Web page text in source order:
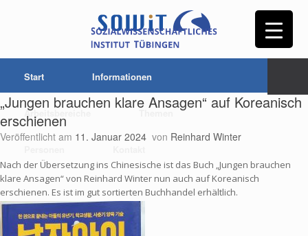
Start Informationen
Arbeitsbereiche
„Jungen brauchen klare Ansagen“ auf Koreanisch
erschienen
Veröffentlicht am 11. Januar 2024 von Reinhard Winter
Nach der Übersetzung ins Chinesische ist das Buch „Jungen brauchen
klare Ansagen“ von Reinhard Winter nun auch auf Koreanisch
erschienen. Es ist im gut sortierten Buchhandel erhältlich.